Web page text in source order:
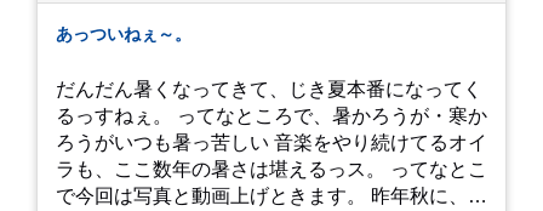
あっついねぇ～。
だんだん暑くなってきて、じき夏本番になってく
るっすねぇ。 ってなところで、暑かろうが・寒か
ろうがいつも暑っ苦しい 音楽をやり続けてるオイ
ラも、ここ数年の暑さは堪えるっス。 ってなとこ
で今回は写真と動画上げときます。 昨年秋に、娘